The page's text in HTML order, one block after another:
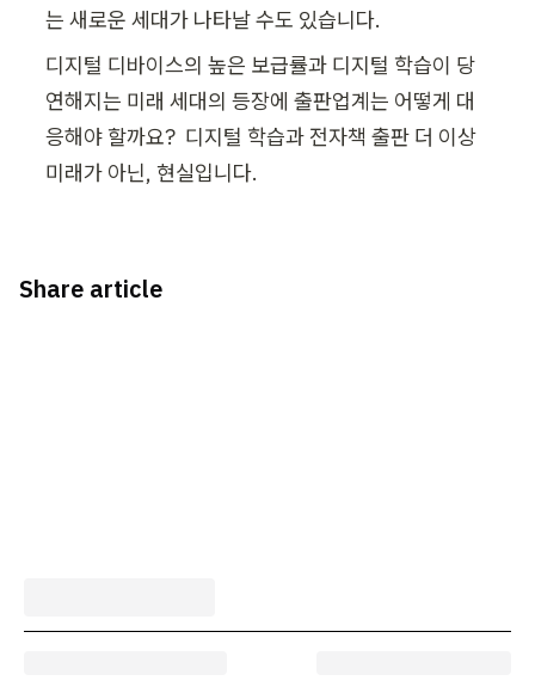
는 새로운 세대가 나타날 수도 있습니다.
디지털 디바이스의 높은 보급률과 디지털 학습이 당
연해지는 미래 세대의 등장에 출판업계는 어떻게 대
응해야 할까요?  디지털 학습과 전자책 출판 더 이상
미래가 아닌, 현실입니다.
Share article